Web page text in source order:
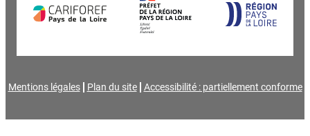
Mentions légales Plan du site Accessibilité : partiellement conforme